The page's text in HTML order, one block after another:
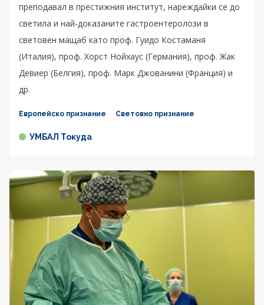
преподавал в престижния институт, нареждайки се до
светила и най-доказаните гастроентеролози в
световен мащаб като проф. Гуидо Костаманя
(Италия), проф. Хорст Нойхаус (Германия), проф. Жак
Девиер (Белгия), проф. Марк Джованини (Франция) и
др.
Европейско признание Световно признание
УМБАЛ Токуда